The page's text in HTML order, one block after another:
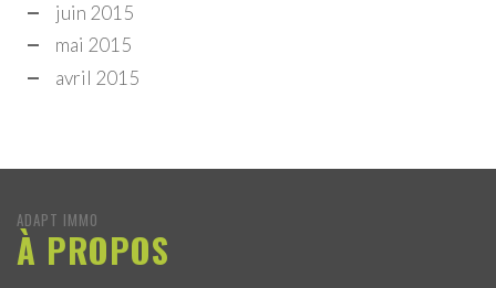
juin 2015
mai 2015
avril 2015
ADAPT IMMO
À PROPOS